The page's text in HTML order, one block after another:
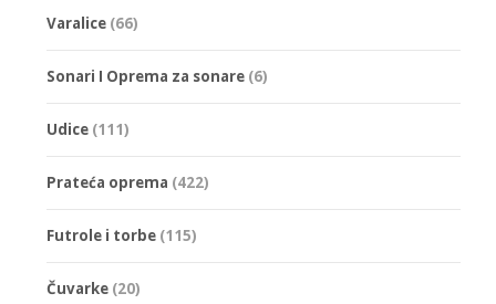
производа.
Varalice (66)
Sonari I Oprema za sonare (6)
Udice (111)
Prateća oprema (422)
Futrole i torbe (115)
Čuvarke (20)